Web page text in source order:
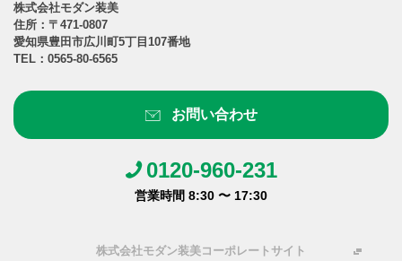
株式会社モダン装美
住所：〒471-0807
愛知県豊田市広川町5丁目107番地
TEL： 0565-80-6565
お問い合わせ
0120-960-231
営業時間 8:30 〜 17:30
株式会社モダン装美コーポレートサイト